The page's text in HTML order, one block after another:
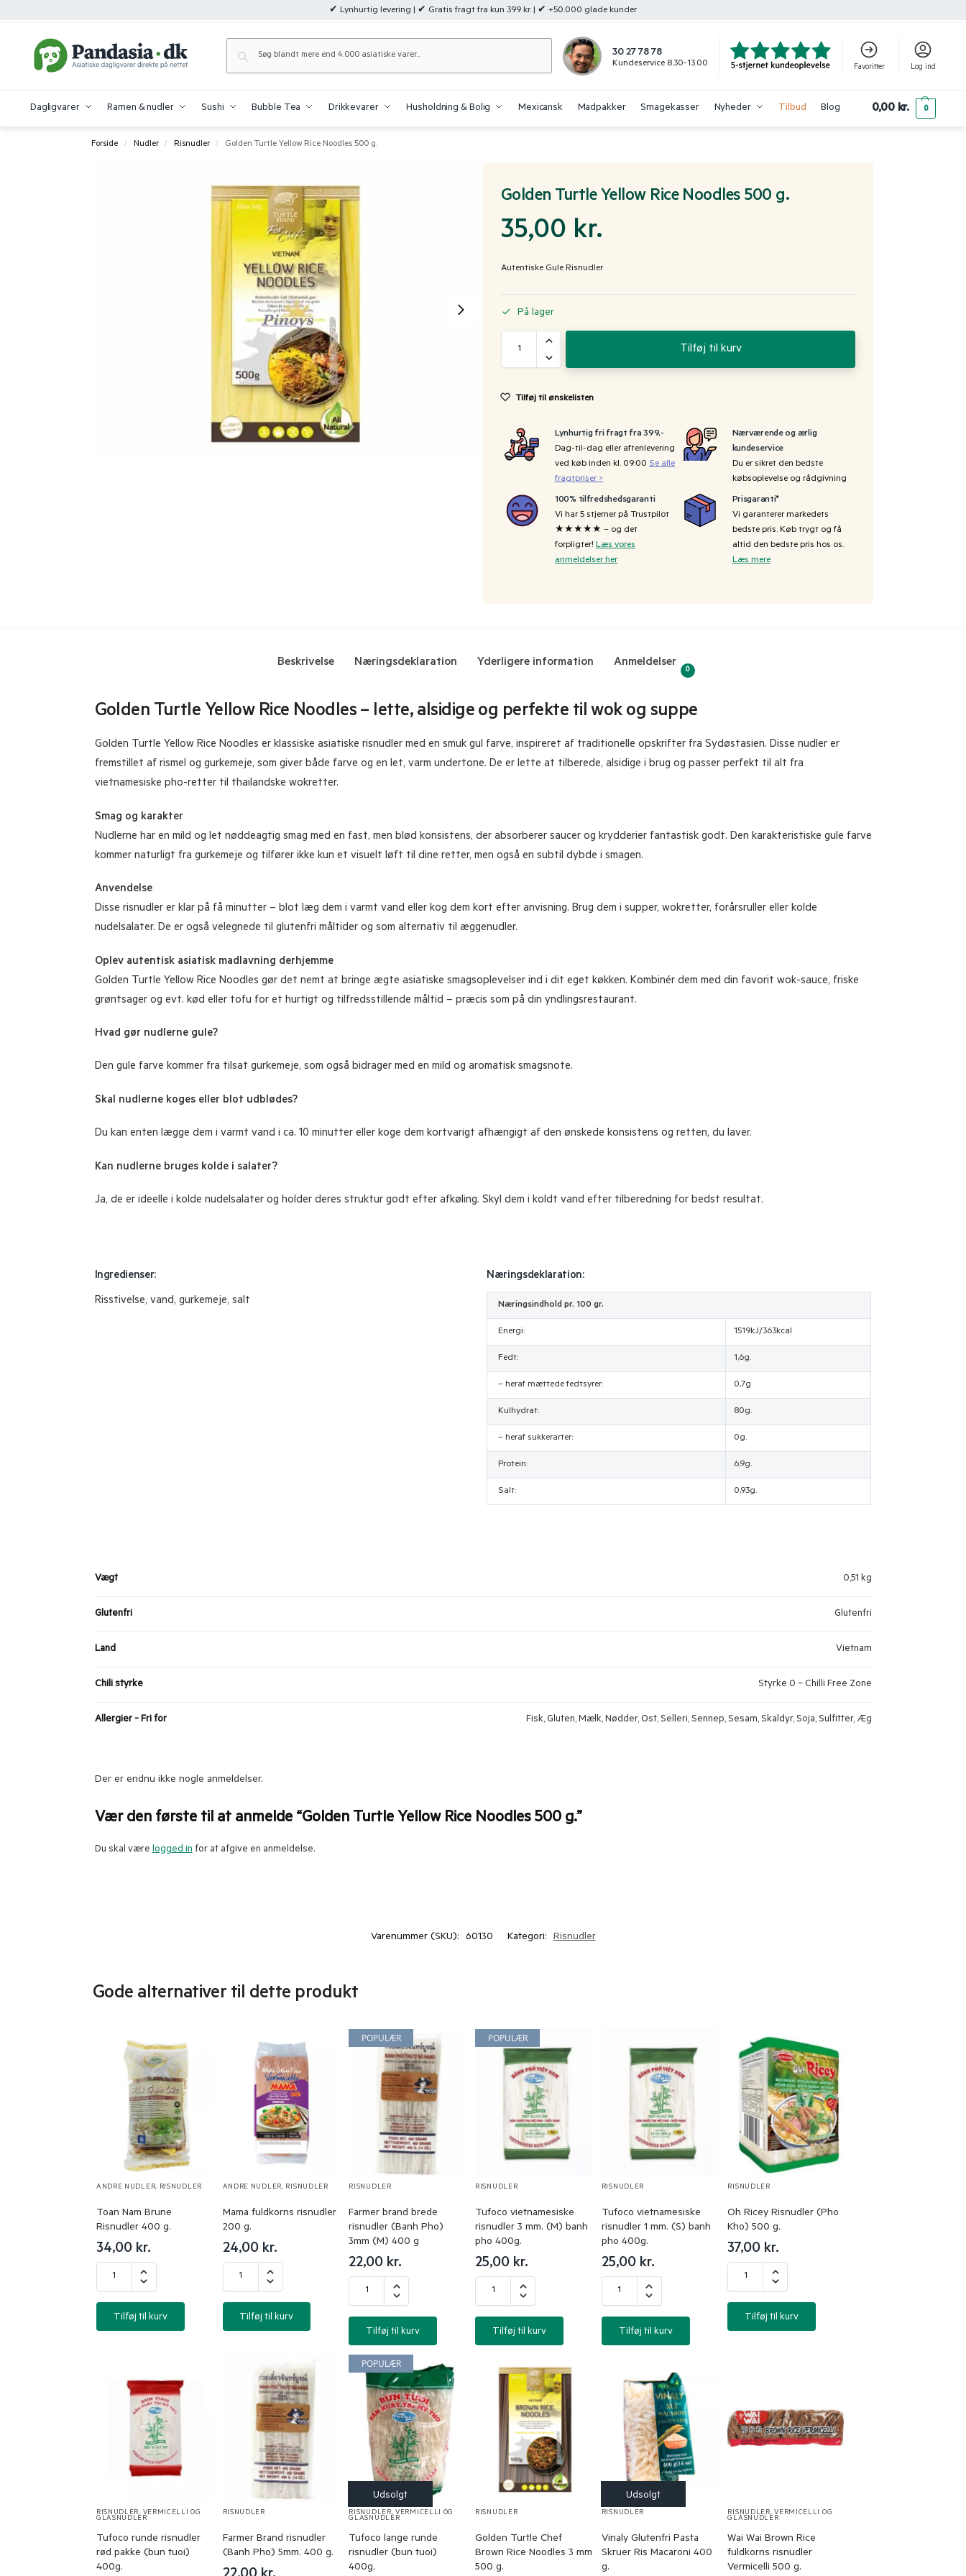
✔ Lynhurtig levering | ✔ Gratis fragt fra kun 399 kr. | ✔ +50.000 glade kunder
30 27 78 78
Kundeservice 8.30-13.00 Favoritter Log ind
Dagligvarer Ramen & nudler Sushi Bubble Tea Drikkevarer Husholdning & Bolig Mexicansk Madpakker Smagekasser Nyheder Tilbud Blog 0,00 kr. 0
Forside / Nudler / Risnudler / Golden Turtle Yellow Rice Noodles 500 g.
Golden Turtle Yellow Rice Noodles 500 g.
35,00 kr.
Autentiske Gule Risnudler
På lager
Tilføj til kurv
Tilføj til ønskelisten
Lynhurtig fri fragt fra 399,-
Dag-til-dag eller aftenlevering
ved køb inden kl. 09:00 Se alle
fragtpriser >
Nærværende og ærlig
kundeservice
Du er sikret den bedste
købsoplevelse og rådgivning
100% tilfredshedsgaranti
Vi har 5 stjerner på Trustpilot
★★★★★ – og det
forpligter! Læs vores
anmeldelser her
Prisgaranti*
Vi garanterer markedets
bedste pris. Køb trygt og få
altid den bedste pris hos os.
Læs mere
Beskrivelse Næringsdeklaration Yderligere information Anmeldelser
0
Golden Turtle Yellow Rice Noodles – lette, alsidige og perfekte til wok og suppe
Golden Turtle Yellow Rice Noodles er klassiske asiatiske risnudler med en smuk gul farve, inspireret af traditionelle opskrifter fra Sydøstasien. Disse nudler er
fremstillet af rismel og gurkemeje, som giver både farve og en let, varm undertone. De er lette at tilberede, alsidige i brug og passer perfekt til alt fra
vietnamesiske pho-retter til thailandske wokretter.
Smag og karakter
Nudlerne har en mild og let nøddeagtig smag med en fast, men blød konsistens, der absorberer saucer og krydderier fantastisk godt. Den karakteristiske gule farve
kommer naturligt fra gurkemeje og tilfører ikke kun et visuelt løft til dine retter, men også en subtil dybde i smagen.
Anvendelse
Disse risnudler er klar på få minutter – blot læg dem i varmt vand eller kog dem kort efter anvisning. Brug dem i supper, wokretter, forårsruller eller kolde
nudelsalater. De er også velegnede til glutenfri måltider og som alternativ til æggenudler.
Oplev autentisk asiatisk madlavning derhjemme
Golden Turtle Yellow Rice Noodles gør det nemt at bringe ægte asiatiske smagsoplevelser ind i dit eget køkken. Kombinér dem med din favorit wok-sauce, friske
grøntsager og evt. kød eller tofu for et hurtigt og tilfredsstillende måltid – præcis som på din yndlingsrestaurant.
Hvad gør nudlerne gule?
Den gule farve kommer fra tilsat gurkemeje, som også bidrager med en mild og aromatisk smagsnote.
Skal nudlerne koges eller blot udblødes?
Du kan enten lægge dem i varmt vand i ca. 10 minutter eller koge dem kortvarigt afhængigt af den ønskede konsistens og retten, du laver.
Kan nudlerne bruges kolde i salater?
Ja, de er ideelle i kolde nudelsalater og holder deres struktur godt efter afkøling. Skyl dem i koldt vand efter tilberedning for bedst resultat.
Ingredienser:
Risstivelse, vand, gurkemeje, salt
Næringsdeklaration:
Næringsindhold pr. 100 gr.
Energi: 1519kJ/363kcal
Fedt: 1,6g.
– heraf mættede fedtsyrer: 0,7g
Kulhydrat: 80g.
– heraf sukkerarter: 0g.
Protein: 6,9g.
Salt: 0,93g.
Vægt 0,51 kg
Glutenfri Glutenfri
Land Vietnam
Chili styrke Styrke 0 – Chilli Free Zone
Allergier - Fri for Fisk, Gluten, Mælk, Nødder, Ost, Selleri, Sennep, Sesam, Skaldyr, Soja, Sulfitter, Æg
Der er endnu ikke nogle anmeldelser.
Vær den første til at anmelde “Golden Turtle Yellow Rice Noodles 500 g.”
Du skal værelogged infor at afgive en anmeldelse.
Varenummer (SKU): 60130 Kategori: Risnudler
Gode alternativer til dette produkt
ANDRE NUDLER, RISNUDLER
Toan Nam Brune
Risnudler 400 g.
34,00 kr.
Tilføj til kurv
ANDRE NUDLER, RISNUDLER
Mama fuldkorns risnudler
200 g.
24,00 kr.
Tilføj til kurv
POPULÆR
RISNUDLER
Farmer brand brede
risnudler (Banh Pho)
3mm (M) 400 g
22,00 kr.
Tilføj til kurv
POPULÆR
RISNUDLER
Tufoco vietnamesiske
risnudler 3 mm. (M) banh
pho 400g.
25,00 kr.
Tilføj til kurv
RISNUDLER
Tufoco vietnamesiske
risnudler 1 mm. (S) banh
pho 400g.
25,00 kr.
Tilføj til kurv
RISNUDLER
Oh Ricey Risnudler (Pho
Kho) 500 g.
37,00 kr.
Tilføj til kurv
RISNUDLER, VERMICELLI OG
GLASNUDLER
Tufoco runde risnudler
rød pakke (bun tuoi)
400g.
RISNUDLER
Farmer Brand risnudler
(Banh Pho) 5mm. 400 g.
POPULÆR
RISNUDLER,VERMICELLI OG
GLASNUDLER
Tufoco lange runde
risnudler (bun tuoi)
400g.
RISNUDLER
Golden Turtle Chef
Brown Rice Noodles 3 mm
500 g.
RISNUDLER
Vinaly Glutenfri Pasta
Skruer Ris Macaroni 400
g.
RISNUDLER,VERMICELLI OG
GLASNUDLER
Wai Wai Brown Rice
fuldkorns risnudler
Vermicelli 500 g.